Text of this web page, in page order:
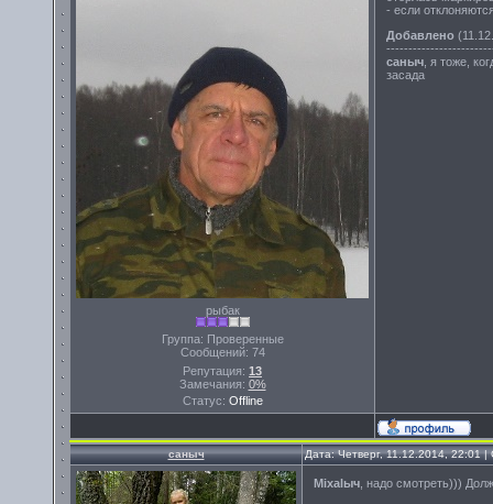
рыбак
Группа: Проверенные
Сообщений: 74
Репутация: 13
Замечания: 0%
Статус: Offline
- если
Добавлено
саныч , я тоже,
засада
саныч Дата: Четверг, 11.12.2014, 22:01
Miхalыч , надо смотреть)))